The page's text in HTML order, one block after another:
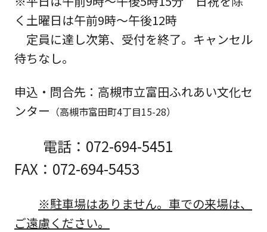
く土曜日は午前9時～午後12時
定員に達し次第、受付を終了。キャンセル
待ちなし。
申込・問合先 ：高槻市立富田ふれあい文化セ
ンター （高槻市富田町4丁目15-28）
電話：072-694-5451
FAX：072-694-5453
※駐車場はありません。車での来場は、
ご遠慮ください。